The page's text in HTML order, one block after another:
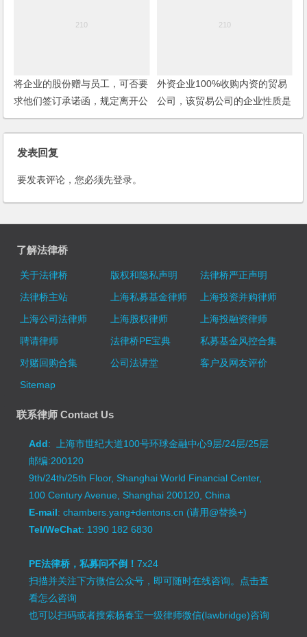
将企业的股份赠与员工，可否要
求他们签订承诺函，规定离开公
司时必须退出股份？
外资企业100%收购内资的贸易
公司，该贸易公司的企业性质是
否改变？
发表回复
要发表评论，您必须先登录。
了解法律桥
关于法律桥 版权和隐私声明
法律桥严正声明
法律桥主站
上海私募基金律师
上海投资并购律师
上海公司法律师
上海股权律师
上海投融资律师
聘请律师
法律桥PE宝典
私募基金风控合集
对赌回购合集
公司法讲堂
客户及网友评价
Sitemap
联系律师 Contact Us
Add: 上海市世纪大道100号环球金融中心9层/24层/25层
邮编:200120
9th/24th/25th Floor, Shanghai World Financial Center,
100 Century Avenue, Shanghai 200120, China
E-mail: chambers.yang+dentons.cn (请用@替换+)
Tel/WeChat: 1390 182 6830
PE法律桥，私募问不倒！7x24
扫描并关注下方微信公众号，即可随时在线咨询。 点击查
看怎么咨询
也可以扫码或者搜索杨春宝一级律师微信(lawbridge)咨询